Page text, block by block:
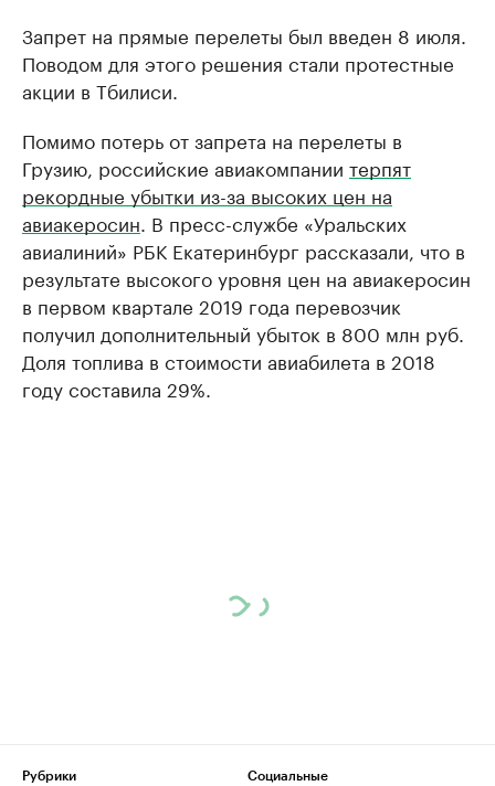
Запрет на прямые перелеты был введен 8 июля.
Поводом для этого решения стали протестные
акции в Тбилиси.
Помимо потерь от запрета на перелеты в
Грузию, российские авиакомпании терпят
рекордные убытки из-за высоких цен на
авиакеросин . В пресс-службе «Уральских
авиалиний» РБК Екатеринбург рассказали, что в
результате высокого уровня цен на авиакеросин
в первом квартале 2019 года перевозчик
получил дополнительный убыток в 800 млн руб.
Доля топлива в стоимости авиабилета в 2018
году составила 29%.
Рубрики
Социальные